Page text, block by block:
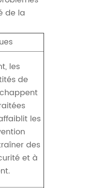
de la
les
de
les
des
et à